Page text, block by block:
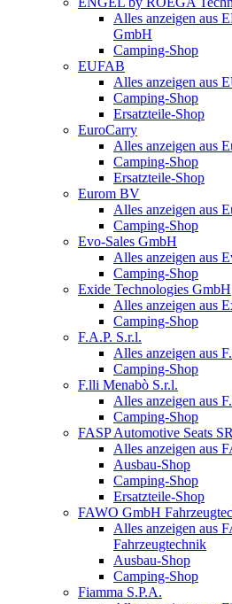
Alles anzeigen aus
GmbH
Camping-Shop
EUFAB
Alles anzeigen aus
Camping-Shop
Ersatzteile-Shop
EuroCarry
Alles anzeigen aus
Camping-Shop
Ersatzteile-Shop
Eurom BV
Alles anzeigen aus
Camping-Shop
Evo-Sales GmbH
Alles anzeigen aus
Camping-Shop
Exide Technologies GmbH
Alles anzeigen aus
Camping-Shop
F.A.P. S.r.l.
Alles anzeigen aus
Camping-Shop
F.lli Menabò S.r.l.
Alles anzeigen aus
Camping-Shop
FASP Automotive Seats
Alles anzeigen aus
Ausbau-Shop
Camping-Shop
Ersatzteile-Shop
FAWO GmbH
Alles anzeigen aus
Fahrzeugtechnik
Ausbau-Shop
Camping-Shop
Fiamma S.P.A.